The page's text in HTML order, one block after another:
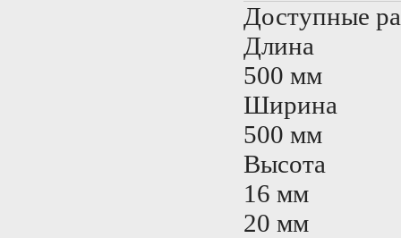
Доступные
Длина
500 мм
Ширина
500 мм
Высота
16 мм
20 мм